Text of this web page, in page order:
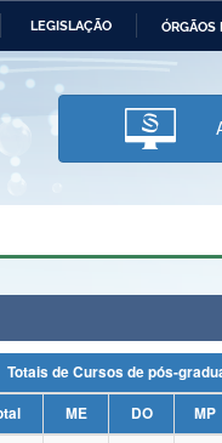
LEGISLAÇÃO ÓRGÃOS
Ministério da
Ministério da
Tecnologia,
Comunicações
Totais de Cursos de pós-
ME DO MP